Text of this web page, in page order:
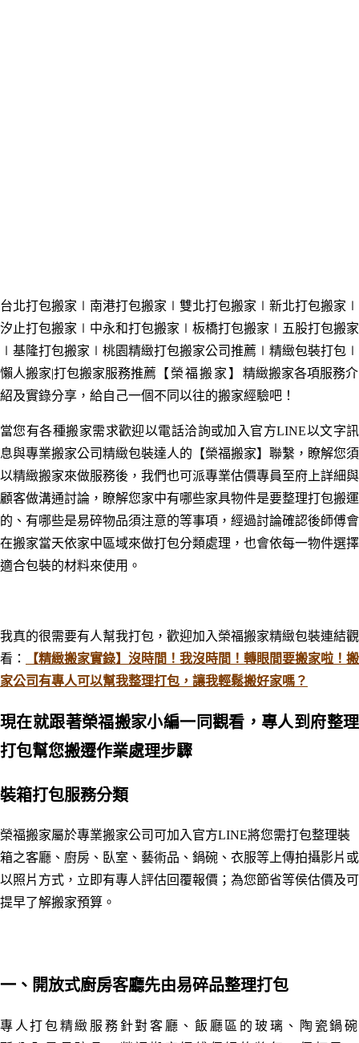
台北打包搬家∣南港打包搬家∣ 雙北打包搬家 ∣新北打包搬家 ∣
汐止打包搬家 ∣中永和打包搬家 ∣板橋打包搬家 ∣五股打包搬家
∣基隆打包搬家 ∣ 桃園精緻打包搬家公司推薦∣精緻包裝打包 ∣
懶人搬家|打包搬家服務推薦 【榮福搬家】 精緻搬家各項服務介
紹及實錄分享，給自己一個不同以往的搬家經驗吧！
當您有各種搬家需求歡迎以電話洽詢或加入官方LINE以文字訊
息與專業搬家公司精緻包裝達人的【榮福搬家】聯繫，瞭解您須
以精緻搬家來做服務後，我們也可派專業估價專員至府上詳細與
顧客做溝通討論，瞭解您家中有哪些家具物件是要整理打包搬運
的、有哪些是易碎物品須注意的等事項，經過討論確認後師傅會
在搬家當天依家中區域來做打包分類處理，也會依每一物件選擇
適合包裝的材料來使用。
我真的很需要有人幫我打包，歡迎加入榮福搬家精緻包裝連結觀
看：
【精緻搬家實錄】沒時間！我沒時間！轉眼間要搬家啦！搬
家公司有專人可以幫我整理打包，讓我輕鬆搬好家嗎？
現在就跟著榮福搬家小編一同觀看，專人到府整理
打包幫您搬遷作業處理步驟
裝箱打包服務分類
榮福搬家屬於專業搬家公司可加入 官方LINE將您需打包整理裝
箱之客廳 、 廚房、臥室 、藝術品 、鍋碗 、衣服等上傳拍攝影片或
以照片方式，立即有專人評估回覆報價；為您節省等侯估價及可
提早了解搬家預算。
一、開放式廚房客廳先由易碎品整理打包
專人打包精緻服務針對客廳 、飯廳區的玻璃、陶瓷鍋碗